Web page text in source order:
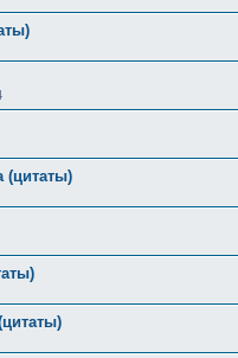
(цитаты)